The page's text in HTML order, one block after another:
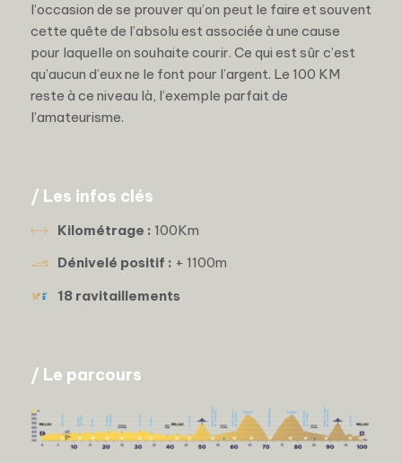
l’occasion de se prouver qu’on peut le faire et souvent
cette quête de l’absolu est associée à une cause
pour laquelle on souhaite courir. Ce qui est sûr c’est
qu’aucun d’eux ne le font pour l’argent. Le 100 KM
reste à ce niveau là, l’exemple parfait de
l’amateurisme.
/ Les infos clés
Kilométrage : 100Km
Dénivelé positif : + 1100m
18 ravitaillements
/ Le parcours